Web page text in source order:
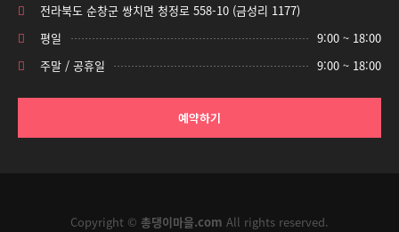
전라북도 순창군 쌍치면 청정로 558-10 (금성리 1177)
평일
9:00 ~ 18:00
주말 / 공휴일
9:00 ~ 18:00
예약하기
Copyright © 총댕이마을.com All rights reserved.